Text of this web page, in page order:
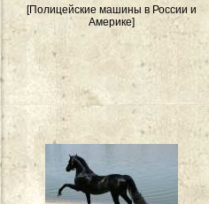
[Полицейские машины в России и
Америке]